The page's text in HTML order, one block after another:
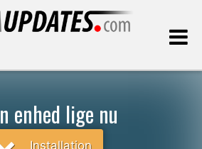
enhed lige nu
Installation